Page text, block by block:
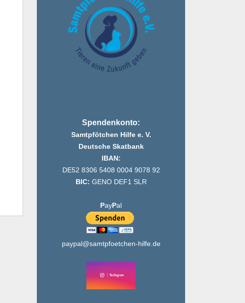
Spendenkonto:
Samtpfötchen Hilfe e. V.
Deutsche Skatbank
IBAN:
DE52 8306 5408 0004 9078 92
BIC: GENO DEF1 SLR
PayPal
paypal@samtpfoetchen-hilfe.de